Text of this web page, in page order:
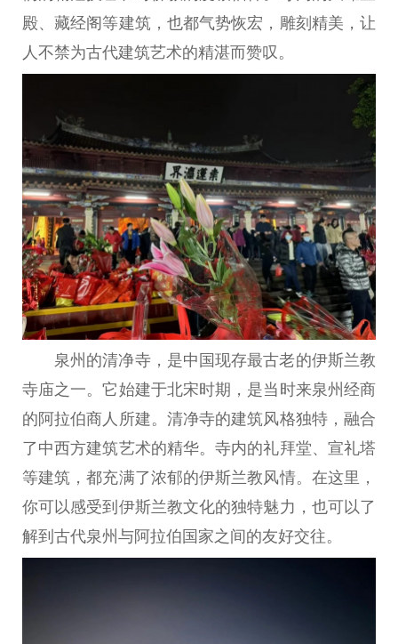
殿、藏经阁等建筑，也都气势恢宏，雕刻精美，让
人不禁为古代建筑艺术的精湛而赞叹。
泉州的清净寺，是中国现存最古老的伊斯兰教
寺庙之一。它始建于北宋时期，是当时来泉州经商
的阿拉伯商人所建。清净寺的建筑风格独特，融合
了中西方建筑艺术的精华。寺内的礼拜堂、宣礼塔
等建筑，都充满了浓郁的伊斯兰教风情。在这里，
你可以感受到伊斯兰教文化的独特魅力，也可以了
解到古代泉州与阿拉伯国家之间的友好交往。